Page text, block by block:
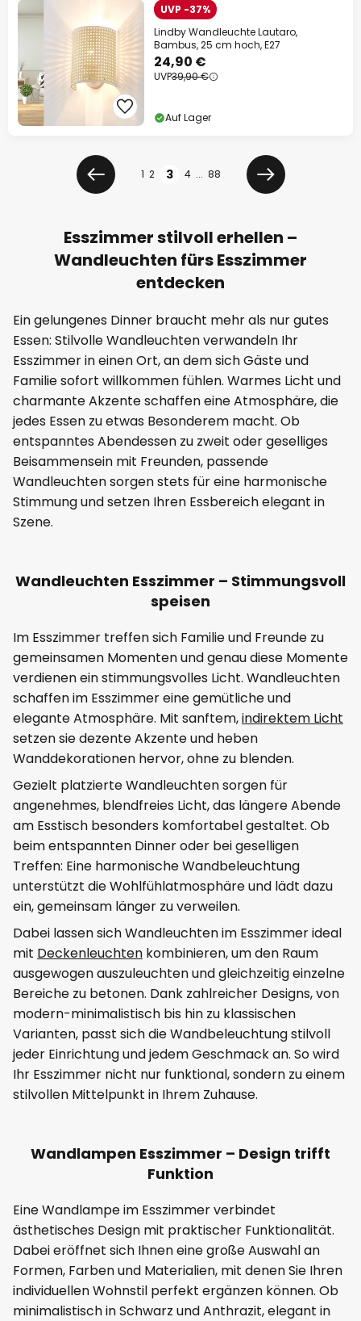
UVP -37%
Lindby Wandleuchte Lautaro,
Bambus, 25 cm hoch, E27
24,90 €
UVP39,90 €
Auf Lager
Zurück
Seite
1 2 3 4 ... 88
Weiter
Esszimmer stilvoll erhellen –
Wandleuchten fürs Esszimmer
entdecken
Ein gelungenes Dinner braucht mehr als nur gutes
Essen: Stilvolle Wandleuchten verwandeln Ihr
Esszimmer in einen Ort, an dem sich Gäste und
Familie sofort willkommen fühlen. Warmes Licht und
charmante Akzente schaffen eine Atmosphäre, die
jedes Essen zu etwas Besonderem macht. Ob
entspanntes Abendessen zu zweit oder geselliges
Beisammensein mit Freunden, passende
Wandleuchten sorgen stets für eine harmonische
Stimmung und setzen Ihren Essbereich elegant in
Szene.
Wandleuchten Esszimmer – Stimmungsvoll
speisen
Im Esszimmer treffen sich Familie und Freunde zu
gemeinsamen Momenten und genau diese Momente
verdienen ein stimmungsvolles Licht. Wandleuchten
schaffen im Esszimmer eine gemütliche und
elegante Atmosphäre. Mit sanftem,indirektem Licht
setzen sie dezente Akzente und heben
Wanddekorationen hervor, ohne zu blenden.
Gezielt platzierte Wandleuchten sorgen für
angenehmes, blendfreies Licht, das längere Abende
am Esstisch besonders komfortabel gestaltet. Ob
beim entspannten Dinner oder bei geselligen
Treffen: Eine harmonische Wandbeleuchtung
unterstützt die Wohlfühlatmosphäre und lädt dazu
ein, gemeinsam länger zu verweilen.
Dabei lassen sich Wandleuchten im Esszimmer ideal
mit Deckenleuchten kombinieren, um den Raum
ausgewogen auszuleuchten und gleichzeitig einzelne
Bereiche zu betonen. Dank zahlreicher Designs, von
modern-minimalistisch bis hin zu klassischen
Varianten, passt sich die Wandbeleuchtung stilvoll
jeder Einrichtung und jedem Geschmack an. So wird
Ihr Esszimmer nicht nur funktional, sondern zu einem
stilvollen Mittelpunkt in Ihrem Zuhause.
Wandlampen Esszimmer – Design trifft
Funktion
Eine Wandlampe im Esszimmer verbindet
ästhetisches Design mit praktischer Funktionalität.
Dabei eröffnet sich Ihnen eine große Auswahl an
Formen, Farben und Materialien, mit denen Sie Ihren
individuellen Wohnstil perfekt ergänzen können. Ob
minimalistisch in Schwarz und Anthrazit, elegant in